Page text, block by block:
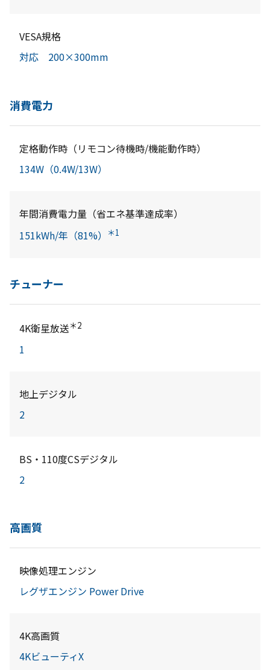
VESA規格
対応 200×300mm
消費電力
定格動作時（リモコン待機時/機能動作時）
134W（0.4W/13W）
年間消費電力量（省エネ基準達成率）
151kWh/年（81%）
＊1
チューナー
4K衛星放送＊2
1
地上デジタル
2
BS・110度CSデジタル
2
高画質
映像処理エンジン
レグザエンジン Power Drive
4K高画質
4KビューティX